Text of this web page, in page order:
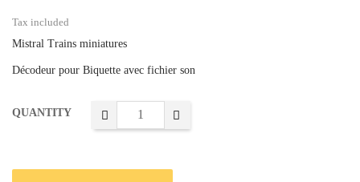
Tax included
Mistral Trains miniatures
Décodeur pour Biquette avec fichier son
QUANTITY